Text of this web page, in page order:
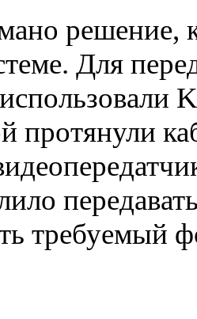
решение,
Для
протянули
требуемый